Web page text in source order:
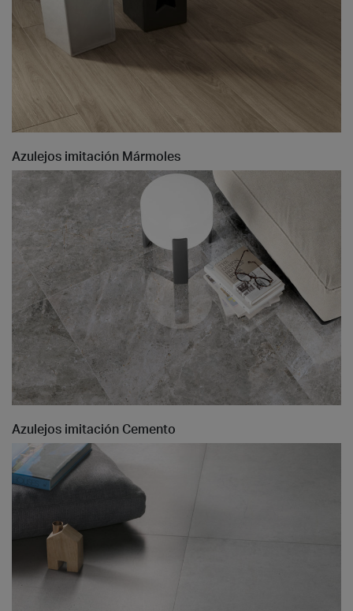
Azulejos imitación Mármoles
Azulejos imitación Cemento